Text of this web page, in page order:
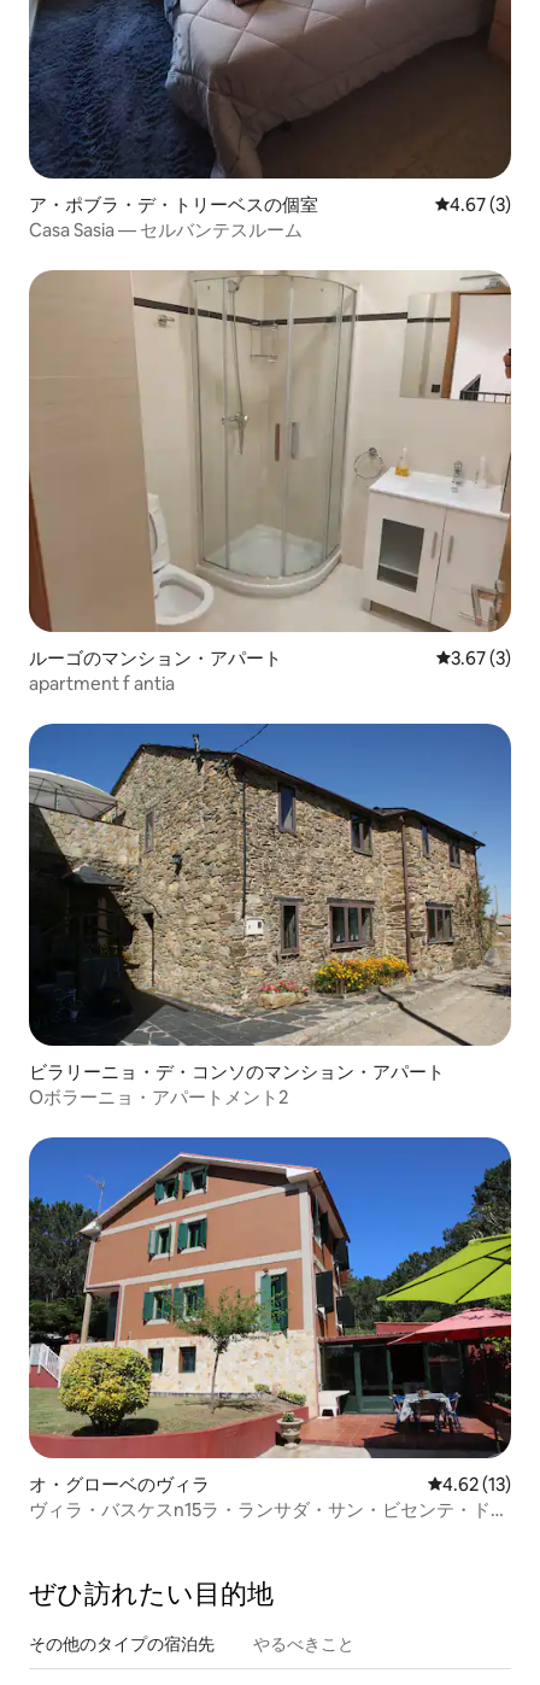
ア・ポブラ・デ・トリーベスの個室 レビュー3
4.67 (3)
Casa Sasia — セルバンテスルーム
ルーゴのマンション・アパート レビュー3
3.67 (3)
apartment f antia
ビラリーニョ・デ・コンソのマンション・アパート
Oボラーニョ・アパートメント2
オ・グローベのヴィラ レビュー13
4.62 (13)
ヴィラ・バスケスn15ラ・ランサダ・サン・ビセンテ・ド・
ぜひ訪⁠れ⁠た⁠い目⁠的⁠地
その他のタ⁠イ⁠プ⁠の宿⁠泊⁠先 やるべきこと